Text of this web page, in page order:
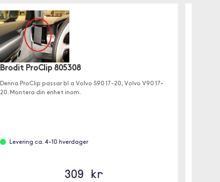
Brodit ProClip 805308
Denna ProClip passar bl a Volvo S90 17-20, Volvo V90 17-
20. Montera din enhet inom.
Levering ca. 4-10 hverdager
309 kr